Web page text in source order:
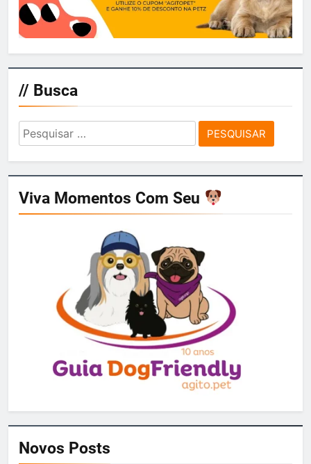
// Busca
Pesquisar
por:
Viva Momentos Com Seu
Novos Posts